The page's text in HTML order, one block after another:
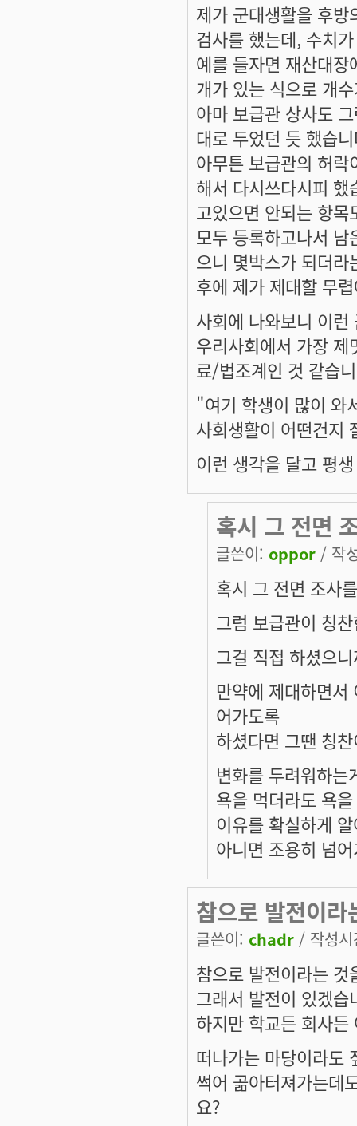
제가 군대생활을 후
검사를 했는데, 수치
예를 들자면 재산대
개가 있는 식으로 개
아마 보급관 상사도
대로 두었던 듯 했습
아무튼 보급관의 허
해서 다시쓰다시피
고있으면 안되는 항목
모두 등록하고나서
으니 몇박스가 되더라
후에 제가 제대할 무
사회에 나와보니 이
우리사회에서 가장
료/법조계인 것 같습
"여기 학생이 많이 와
사회생활이 어떤건지
이런 생각을 달고 평
혹시 그 전면
글쓴이: oppor / 작
혹시 그 전면 조사
그럼 보급관이 칭
그걸 직접 하셨으
만약에 제대하면
어가도록
하셨다면 그땐 칭
변화를 두려워하는
욕을 먹더라도 욕
이유를 확실하게
아니면 조용히 넘
참으로 발전이
글쓴이: chadr / 작성
참으로 발전이라는
그래서 발전이 있겠
하지만 학교든 회사
떠나가는 마당이라도
썩어 곪아터져가는데
요?